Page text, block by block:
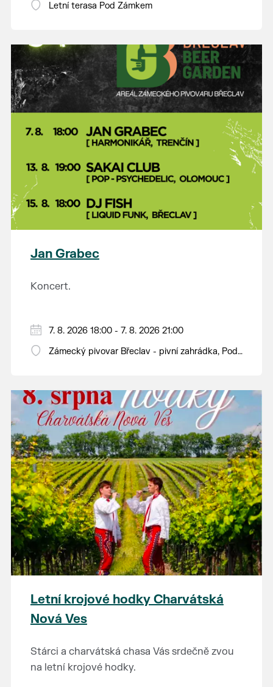
Letní terasa Pod Zámkem
Jan Grabec
Koncert.
7. 8. 2026 18:00 - 7. 8. 2026 21:00
Zámecký pivovar Břeclav - pivní zahrádka, Pod
Letní krojové hodky Charvátská
Nová Ves
Stárci a charvátská chasa Vás srdečně zvou
na letní krojové hodky.